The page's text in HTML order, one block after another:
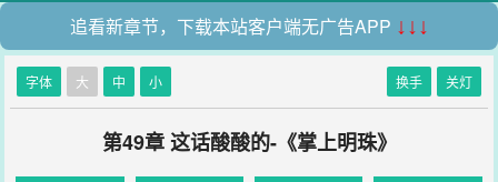
追看新章节，下载本站客户端无广告APP ↓↓↓
字体 大 中 小 换手 关灯
第49章 这话酸酸的-《掌上明珠》